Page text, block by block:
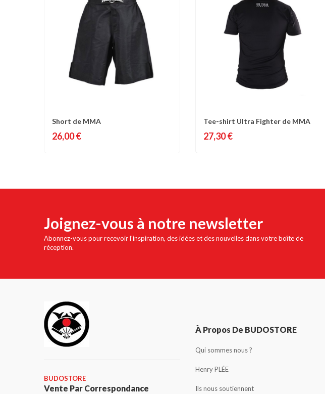
Comparer
Short de MMA
26,00 €
Comparer Liste d'envies
Tee-shirt Ultra Fighter de MMA
27,30 €
Joignez-vous à notre newsletter
Abonnez-vous pour recevoir l'inspiration, des idées et des nouvelles dans votre boîte de
réception.
BUDOSTORE
Vente Par Correspondance
À Propos De BUDOSTORE
Qui sommes nous ?
Henry PLÉE
Ils nous soutiennent